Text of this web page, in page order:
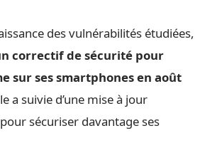
des vulnérabilités étudiées,
correctif de sécurité pour
sur ses smartphones en août
a suivie d’une mise à jour
sécuriser davantage ses